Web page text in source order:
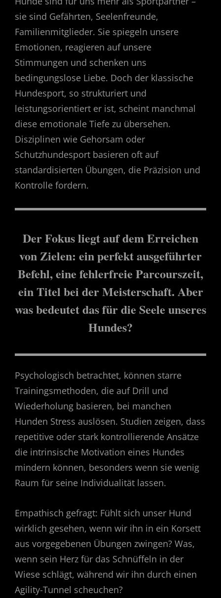
sie sind Gefährten, Seelenfreunde,
Familienmitglieder. Sie spiegeln unsere
Emotionen, reagieren auf unsere
Stimmungen und schenken uns
bedingungslose Liebe. Doch der klassische
Hundesport, so strukturiert und
leistungsorientiert er ist, scheint manchmal
diese emotionale Tiefe zu übersehen.
Disziplinen wie Gehorsam oder
Schutzhundesport basieren oft auf
standardisierten Übungen, die Präzision und
Kontrolle fordern.
Der Fokus liegt auf dem Erreichen
von Zielen: ein perfekt ausgeführter
Befehl, eine fehlerfreie Parcourszeit,
ein Titel bei der Meisterschaft. Aber
was bedeutet das für die Seele unseres
Hundes?
Psychologisch betrachtet, können starre
Trainingsmethoden, die auf Drill und
Wiederholung basieren, bei manchen
Hunden Stress auslösen. Studien zeigen, dass
repetitive oder stark kontrollierende Ansätze
die intrinsische Motivation eines Hundes
mindern können, besonders wenn sie wenig
Raum für seine Individualität lassen.
Empathisch gefragt: Fühlt sich unser Hund
wirklich gesehen, wenn wir ihn in ein Korsett
aus vorgegebenen Übungen zwingen? Was,
wenn sein Herz für das Schnüffeln in der
Wiese schlägt, während wir ihn durch einen
Agility-Tunnel scheuchen?